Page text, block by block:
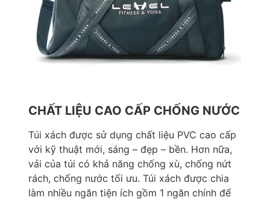
CHẤT LIỆU CAO CẤP CHỐNG NƯỚC
Túi xách được sử dụng chất liệu PVC cao cấp
với kỹ thuật mới, sáng – đẹp – bền. Hơn nữa,
vải của túi có khả năng chống xù, chống nứt
rách, chống nước tối ưu. Túi xách được chia
làm nhiều ngăn tiện ích gồm 1 ngăn chính để